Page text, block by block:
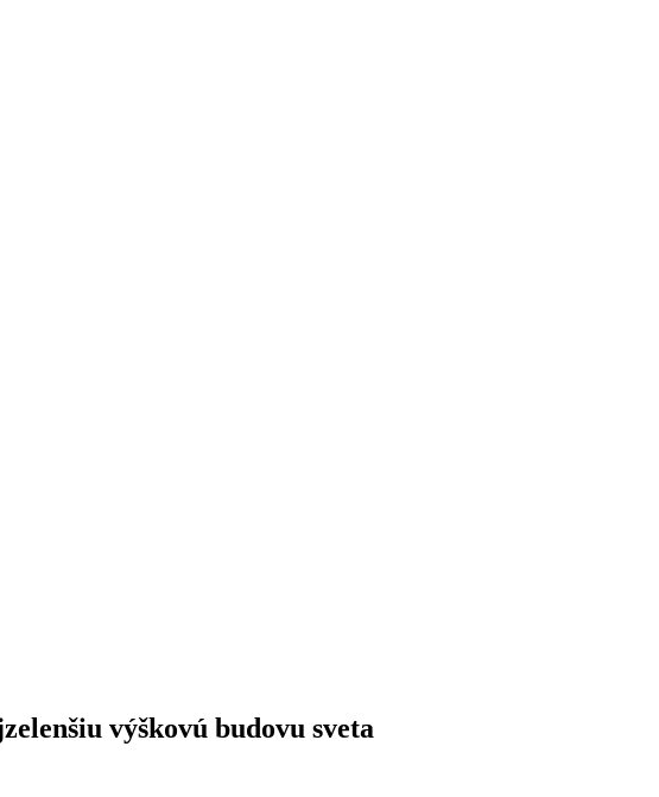
výškovú budovu sveta